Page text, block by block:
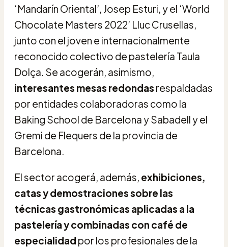
‘Mandarín Oriental’, Josep Esturi, y el ‘World
Chocolate Masters 2022’ Lluc Crusellas,
junto con el joven e internacionalmente
reconocido colectivo de pastelería Taula
Dolça. Se acogerán, asimismo,
interesantes mesas redondas respaldadas
por entidades colaboradoras como la
Baking School de Barcelona y Sabadell y el
Gremi de Flequers de la provincia de
Barcelona.
El sector acogerá, además, exhibiciones,
catas y demostraciones sobre las
técnicas gastronómicas aplicadas a la
pastelería y combinadas con café de
especialidad por los profesionales de la